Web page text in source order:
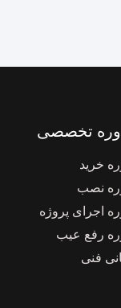
تخصصی
خرید
نصب
اجرای پروژه
رفع عیب
فنی